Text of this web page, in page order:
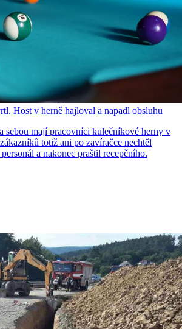
Host v herně hajloval a napadl obsluhu
sebou mají pracovníci kulečníkové herny v
totiž ani po zavíračce nechtěl
a nakonec praštil recepčního.